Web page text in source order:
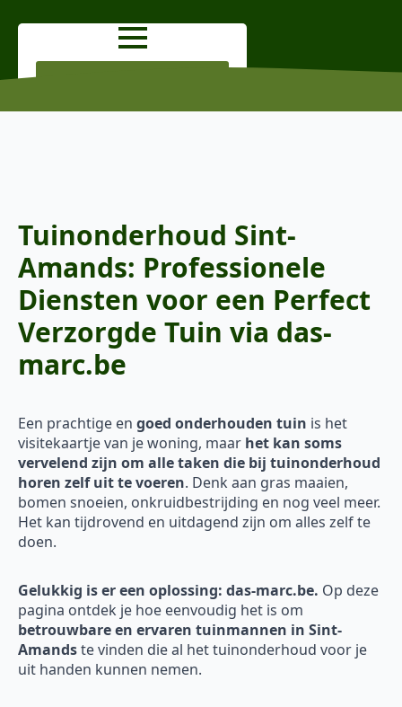
Tuinonderhoud Sint-
Amands: Professionele
Diensten voor een Perfect
Verzorgde Tuin via das-
marc.be
Een prachtige en goed onderhouden tuin is het
visitekaartje van je woning, maar het kan soms
vervelend zijn om alle taken die bij tuinonderhoud
horen zelf uit te voeren. Denk aan gras maaien,
bomen snoeien, onkruidbestrijding en nog veel meer.
Het kan tijdrovend en uitdagend zijn om alles zelf te
doen.
Gelukkig is er een oplossing: das-marc.be. Op deze
pagina ontdek je hoe eenvoudig het is om
betrouwbare en ervaren tuinmannen in Sint-
Amandste vinden die al het tuinonderhoud voor je
uit handen kunnen nemen.